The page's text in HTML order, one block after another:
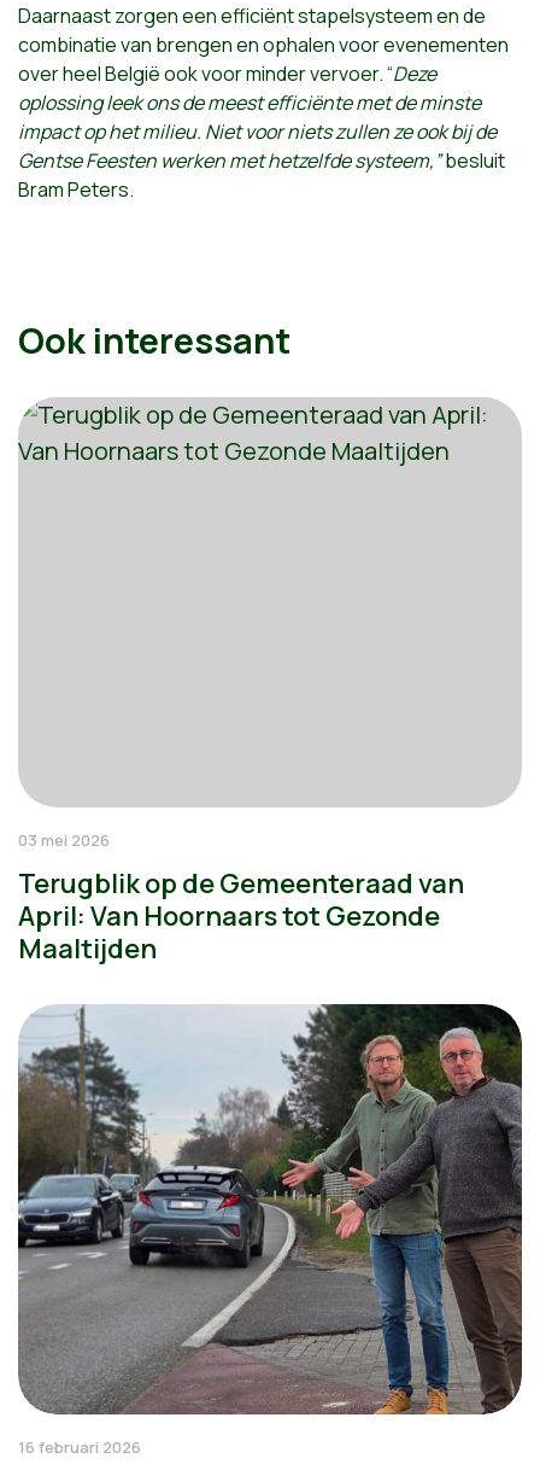
Daarnaast zorgen een efficiënt stapelsysteem en de
combinatie van brengen en ophalen voor evenementen
over heel België ook voor minder vervoer. “Deze
oplossing leek ons de meest efficiënte met de minste
impact op het milieu. Niet voor niets zullen ze ook bij de
Gentse Feesten werken met hetzelfde systeem,”besluit
Bram Peters.
Ook interessant
03 mei 2026
Terugblik op de Gemeenteraad van
April: Van Hoornaars tot Gezonde
Maaltijden
16 februari 2026